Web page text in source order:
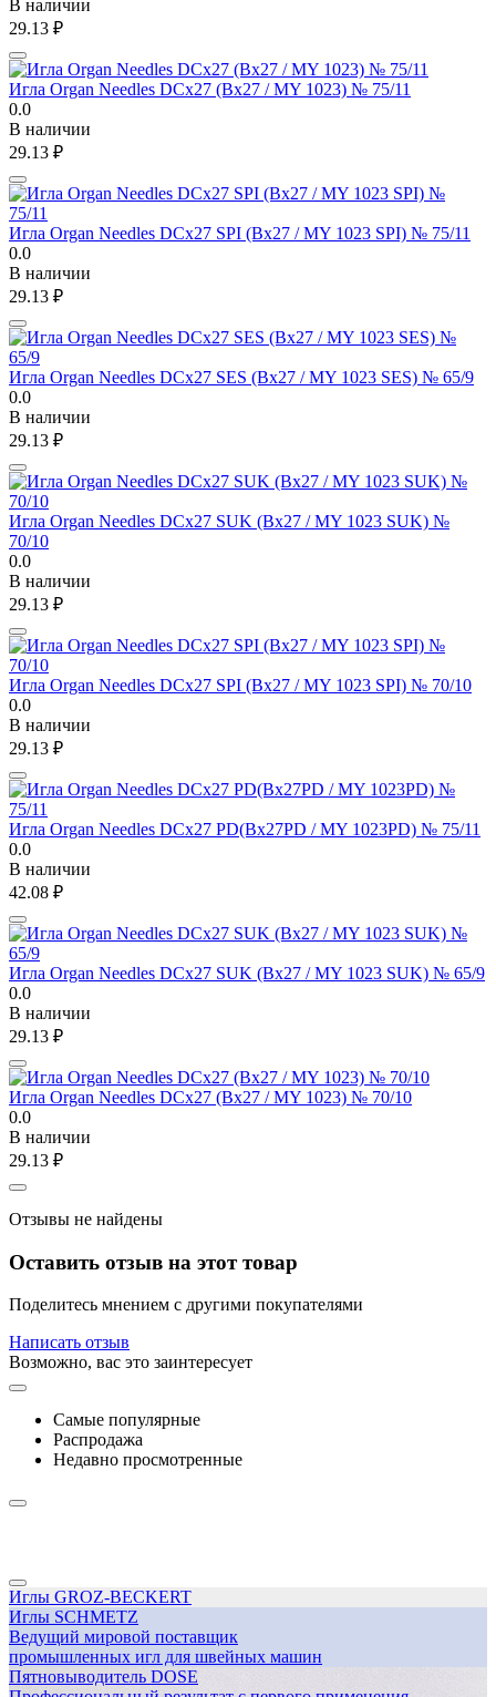
В наличии
29.13 ₽
Игла Organ Needles DCx27 (Bx27 / MY 1023) № 75/11
0.0
В наличии
29.13 ₽
Игла Organ Needles DCx27 SPI (Bx27 / MY 1023 SPI) № 75/11
0.0
В наличии
29.13 ₽
Игла Organ Needles DCx27 SES (Bx27 / MY 1023 SES) № 65/9
0.0
В наличии
29.13 ₽
Игла Organ Needles DCx27 SUK (Bx27 / MY 1023 SUK) №
70/10
0.0
В наличии
29.13 ₽
Игла Organ Needles DCx27 SPI (Bx27 / MY 1023 SPI) № 70/10
0.0
В наличии
29.13 ₽
Игла Organ Needles DCx27 PD(Bx27PD / MY 1023PD) № 75/11
0.0
В наличии
42.08 ₽
Игла Organ Needles DCx27 SUK (Bx27 / MY 1023 SUK) № 65/9
0.0
В наличии
29.13 ₽
Игла Organ Needles DCx27 (Bx27 / MY 1023) № 70/10
0.0
В наличии
29.13 ₽
Отзывы не найдены
Оставить отзыв на этот товар
Поделитесь мнением с другими покупателями
Написать отзыв
Возможно, вас это заинтересует
Самые популярные
Распродажа
Недавно просмотренные
Иглы GROZ-BECKERT
Иглы SCHMETZ
Ведущий мировой поставщик
промышленных игл для швейных машин
Пятновыводитель DOSE